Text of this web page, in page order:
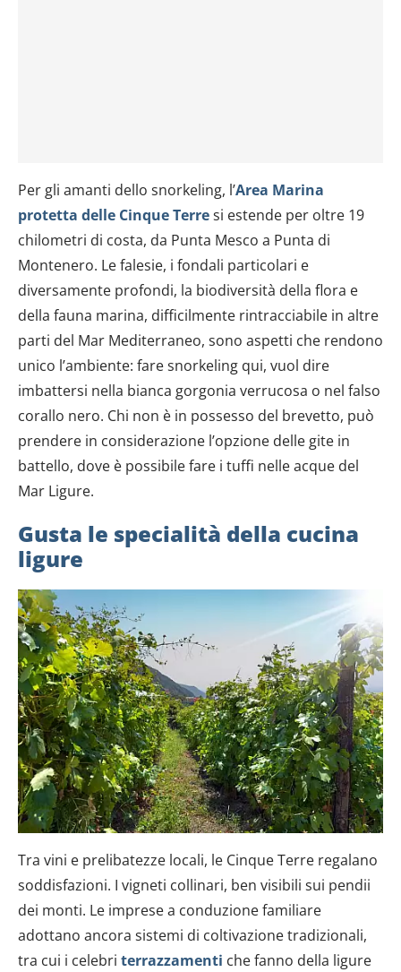
Per gli amanti dello snorkeling, l’Area Marina
protetta delle Cinque Terresi estende per oltre 19
chilometri di costa, da Punta Mesco a Punta di
Montenero. Le falesie, i fondali particolari e
diversamente profondi, la biodiversità della flora e
della fauna marina, difficilmente rintracciabile in altre
parti del Mar Mediterraneo, sono aspetti che rendono
unico l’ambiente: fare snorkeling qui, vuol dire
imbattersi nella bianca gorgonia verrucosa o nel falso
corallo nero. Chi non è in possesso del brevetto, può
prendere in considerazione l’opzione delle gite in
battello, dove è possibile fare i tuffi nelle acque del
Mar Ligure.
Gusta le specialità della cucina
ligure
Tra vini e prelibatezze locali, le Cinque Terre regalano
soddisfazioni. I vigneti collinari, ben visibili sui pendii
dei monti. Le imprese a conduzione familiare
adottano ancora sistemi di coltivazione tradizionali,
tra cui i celebri terrazzamenti che fanno della ligure